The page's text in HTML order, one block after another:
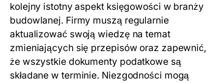
kolejny istotny aspekt księgowości w branży
budowlanej. Firmy muszą regularnie
aktualizować swoją wiedzę na temat
zmieniających się przepisów oraz zapewnić,
że wszystkie dokumenty podatkowe są
składane w terminie. Niezgodności mogą